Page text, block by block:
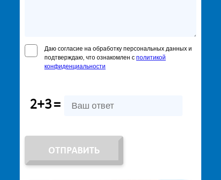
Даю согласие на обработку персональных данных и
подтверждаю, что ознакомлен с политикой
конфиденциальности
2+3=
ОТПРАВИТЬ